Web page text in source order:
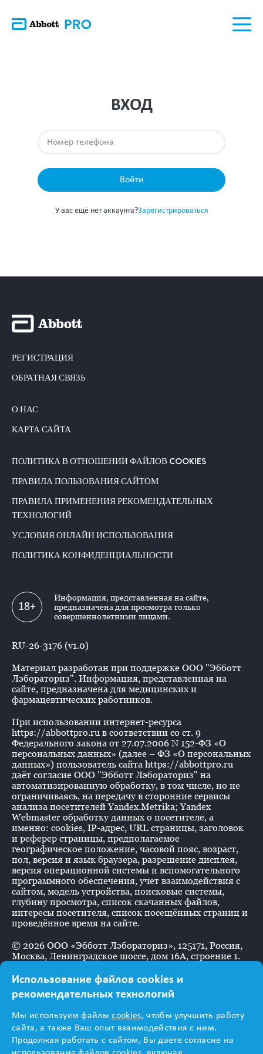
ВХОД
Войти
У вас ещё нет аккаунта?Зарегистрироваться
РЕГИСТРАЦИЯ
ОБРАТНАЯ СВЯЗЬ
О НАС
КАРТА САЙТА
ПОЛИТИКА В ОТНОШЕНИИ ФАЙЛОВ COOKIES
ПРАВИЛА ПОЛЬЗОВАНИЯ САЙТОМ
ПРАВИЛА ПРИМЕНЕНИЯ РЕКОМЕНДАТЕЛЬНЫХ
ТЕХНОЛОГИЙ
УСЛОВИЯ ОНЛАЙН ИСПОЛЬЗОВАНИЯ
ПОЛИТИКА КОНФИДЕНЦИАЛЬНОСТИ
18+
Информация, представленная на сайте,
предназначена для просмотра только
совершеннолетними лицами.
RU-26-3176 (v1.0)
Материал разработан при поддержке ООО "Эбботт
Лэбораториз". Информация, представленная на
сайте, предназначена для медицинских и
фармацевтических работников.
При использовании интернет-ресурса
https://abbottpro.ru в соответствии со ст. 9
Федерального закона от 27.07.2006 N 152-ФЗ «О
персональных данных» (далее – ФЗ «О персональных
данных») пользователь сайта https://abbottpro.ru
даёт согласие ООО "Эбботт Лэбораториз" на
автоматизированную обработку, в том числе, но не
ограничиваясь, на передачу в сторонние сервисы
анализа посетителей Yandex.Metrika; Yandex
Webmaster обработку данных о посетителе, а
именно: cookies, IP-адрес, URL страницы, заголовок
и реферер страницы, предполагаемое
географическое положение, часовой пояс, возраст,
пол, версия и язык браузера, разрешение дисплея,
версия операционной системы и вспомогательного
программного обеспечения, учет взаимодействия с
сайтом, модель устройства, поисковые системы,
глубину просмотра, список скачанных файлов,
интересы посетителя, список посещённых страниц и
проведённое время на сайте.
© 2026 ООО «Эбботт Лэбораториз», 125171, Россия,
Москва, Ленинградское шоссе, дом 16А, строение 1.
Информация
предназначена для
Использование файлов cookies и
рекомендательных технологий
Мы используем файлыcookies, чтобы улучшить работу
сайта, а также Ваш опыт взаимодействия с ним.
Продолжая работать с сайтом, Вы даете согласие на